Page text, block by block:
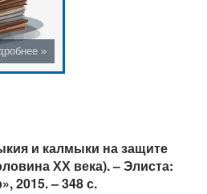
и калмыки на защите
ХХ века). – Элиста:
2015. – 348 с.